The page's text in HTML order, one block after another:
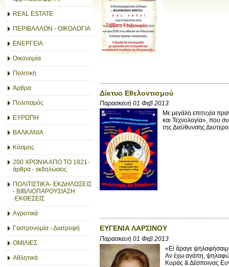
REAL ESTATE
ΠΕΡΙΒΑΛΛΟΝ - ΟΙΚΟΛΟΓΙΑ
ΕΝΕΡΓΕΙΑ
Οικονομία
Πολιτική
Άρθρα
Πολιτισμός
ΕΥΡΩΠΗ
ΒΑΛΚΑΝΙΑ
Κόσμος
200 ΧΡΟΝΙΑ ΑΠΟ ΤΟ 1821-
άρθρα - εκδηλώσεις
ΠΟΛΙΤΙΣΤΙΚΑ- ΕΚΔΗΛΩΣΕΙΣ
- ΒΙΒΛΙΟΠΑΡΟΥΣΙΑΣΗ
-ΕΚΘΕΣΕΙΣ
Αγροτικά
Γαστρονομία - Διατροφή
ΟΜΙΛΙΕΣ
Αθλητικά
Δίκτυο Εθελοντισμού
Παρασκευή 01 Φεβ 2013
Με μεγάλη επιτυχία
και Τεχνολογία», που
της Διεύθυνσης
ΕΥΓΕΝΙΑ ΛΑΡΣΙΝΟΥ
Παρασκευή 01 Φεβ 2013
«Εi ἄραγε
Αν έχω αγάπη, ψηλαφώ
Κυράς & Δέσποινας